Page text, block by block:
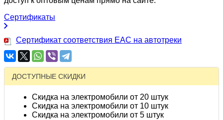
Сертификаты
Сертификат соответствия EAC на автотреки
ДОСТУПНЫЕ СКИДКИ
Скидка на электромобили от 20 штук
Скидка на электромобили от 10 штук
Скидка на электромобили от 5 штук